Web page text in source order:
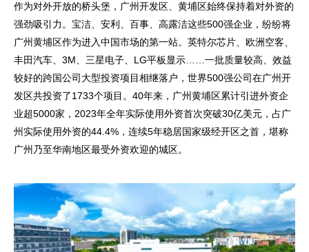
作为对外开放的桥头堡，广州开发区、黄埔区始终保持着对外资的
强劲吸引力。宝洁、安利、百事、高露洁这些500强企业，纷纷将
广州黄埔区作为进入中国市场的第一站。英特尔芯片、欧洲空客、
丰田汽车、3M、三星电子、LG平板显示……一批质量较高、效益
较好的跨国公司大型投资项目相继落户，世界500强公司在广州开
发区共投资了1733个项目。40年来，广州黄埔区累计引进外资企
业超5000家，2023年全年实际使用外资首次突破30亿美元，占广
州实际使用外资的44.4%，连续5年稳居国家级经开区之首，堪称
广州乃至华南地区最受外资欢迎的城区。